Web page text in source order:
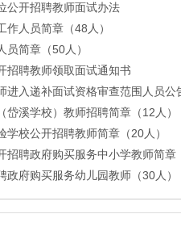
公开招聘教师面试办法
人员简章（48人）
简章（50人）
招聘教师领取面试通知书
进入递补面试资格审查范围人员公
溪学校）教师招聘简章（12人）
校公开招聘教师简章（20人）
招聘政府购买服务中小学教师简章
府购买服务幼儿园教师（30人）